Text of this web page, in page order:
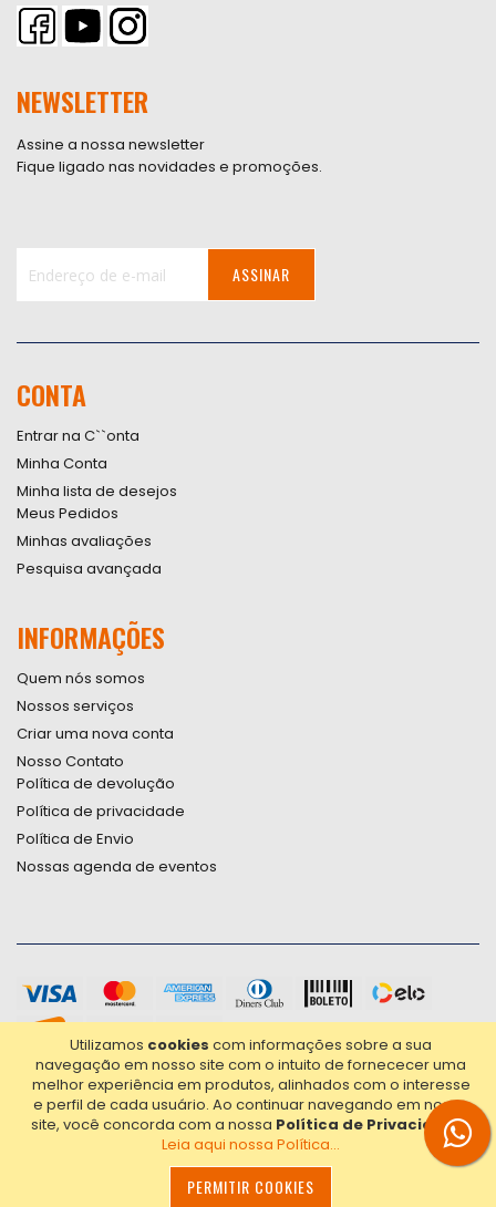
Utilizamos cookies com informações sobre a sua
navegação em nosso site com o intuito de fornececer uma
melhor experiência em produtos, alinhados com o interesse
e perfil de cada usuário. Ao continuar navegando em nosso
site, você concorda com a nossa Política de Privacidade.
Leia aqui nossa Política...
PERMITIR COOKIES
NEWSLETTER
Assine a nossa newsletter
Fique ligado nas novidades e promoções.
Newsletter:
ASSINAR
CONTA
Entrar na C``onta
Minha Conta
Minha lista de desejos
Meus Pedidos
Minhas avaliações
Pesquisa avançada
INFORMAÇÕES
Quem nós somos
Nossos serviços
Criar uma nova conta
Nosso Contato
Política de devolução
Política de privacidade
Política de Envio
Nossas agenda de eventos
2021© Copyright Poligrafica Bazar Ltda- CNPJ 42.500.090/0001-
20 - Todos os direitos reservados.